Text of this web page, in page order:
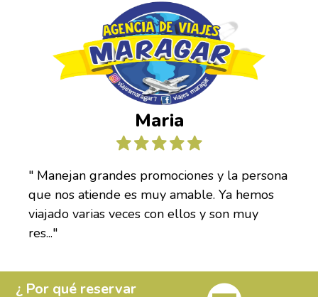
Maria
" Manejan grandes promociones y la persona
que nos atiende es muy amable. Ya hemos
viajado varias veces con ellos y son muy
res..."
¿ Por qué reservar